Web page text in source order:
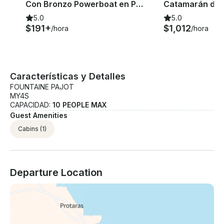
Con Bronzo Powerboat en Protaras/Ayia Napa
5.0
$191+/hora
5.0
$1,012/hora
Características y Detalles
FOUNTAINE PAJOT
MY4S
CAPACIDAD: 10 PEOPLE MAX
Guest Amenities
Cabins (1)
Departure Location